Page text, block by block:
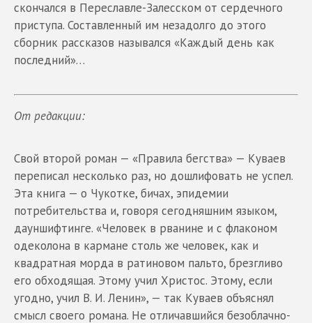
скончался в Переславле-Залесском от сердечного
приступа. Составленный им незадолго до этого
сборник рассказов назывался «Каждый день как
последний»…
От редакции:
Свой второй роман — «Правила бегства» — Куваев
переписал несколько раз, но дошлифовать не успел.
Эта книга — о Чукотке, бичах, эпидемии
потребительства и, говоря сегодняшним языком,
дауншифтинге. «Человек в рванине и с флаконом
одеколона в кармане столь же человек, как и
квадратная морда в ратиновом пальто, брезгливо
его обходящая. Этому учил Христос. Этому, если
угодно, учил В. И. Ленин», — так Куваев объяснял
смысл своего романа. Не отличавшийся безоблачно-